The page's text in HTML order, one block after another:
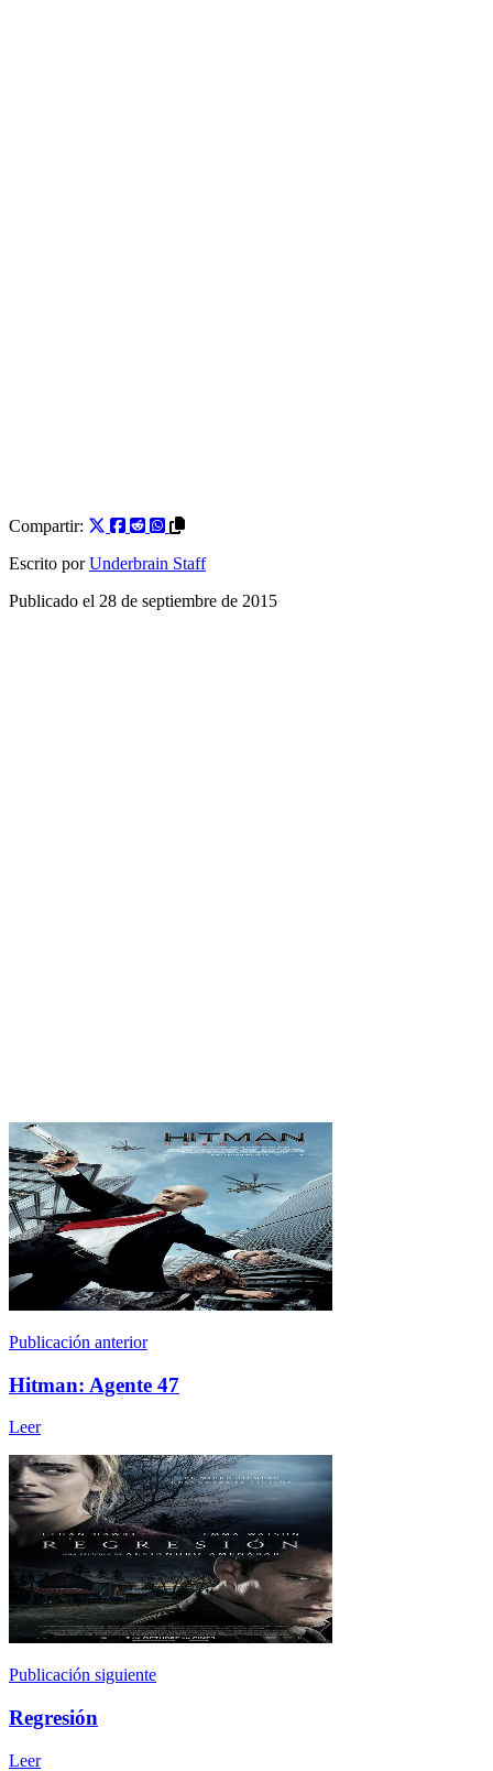
Compartir:
Escrito por Underbrain Staff
Publicado el 28 de septiembre de 2015
Publicación anterior
Hitman: Agente 47
Leer
Publicación siguiente
Regresión
Leer